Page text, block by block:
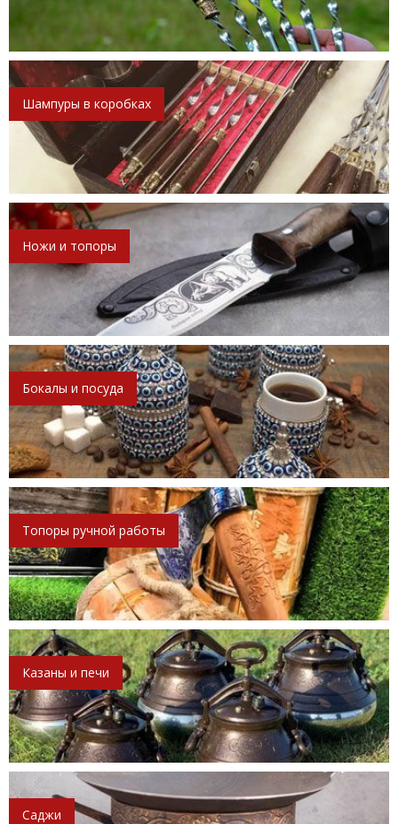
Шампуры в коробках
Ножи и топоры
Бокалы и посуда
Топоры ручной работы
Казаны и печи
Саджи